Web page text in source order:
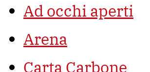
Ad occhi aperti
Arena
Carta Carbone